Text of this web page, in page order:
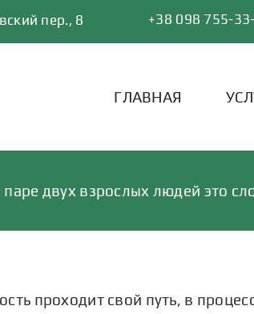
пер., 8 +38 098 755-
ГЛАВНАЯ
двух взрослых людей это
проходит свой путь, в